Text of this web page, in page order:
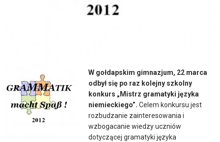
W gołdapskim gimnazjum, 22 marca
odbył się po raz kolejny szkolny
konkurs „Mistrz gramatyki języka
niemieckiego”. Celem konkursu jest
rozbudzanie zainteresowania i
wzbogacanie wiedzy uczniów
dotyczącej gramatyki języka